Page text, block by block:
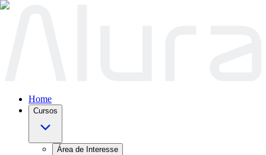
Home
Cursos
Área de Interesse